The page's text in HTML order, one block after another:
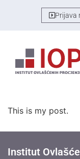
Prijava
This is my post.
Institut